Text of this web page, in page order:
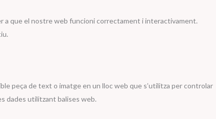
a que el nostre web funcioni correctament i interactivament.
peça de text o imatge en un lloc web que s’utilitza per controlar
dades utilitzant balises web.